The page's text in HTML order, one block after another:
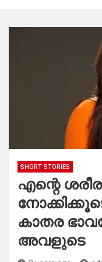
SHORT STORIES
എന്റെ
കാതര
അവളുടെ